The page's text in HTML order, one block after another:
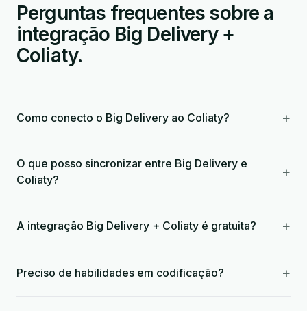
Perguntas frequentes sobre a
integração Big Delivery +
Coliaty.
Como conecto o Big Delivery ao Coliaty? +
O que posso sincronizar entre Big Delivery e
Coliaty?
+
A integração Big Delivery + Coliaty é gratuita? +
Preciso de habilidades em codificação? +